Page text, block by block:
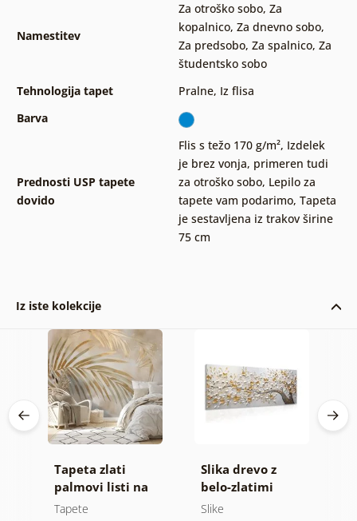
Namestitev
Za otroško sobo, Za
kopalnico, Za dnevno sobo,
Za predsobo, Za spalnico, Za
študentsko sobo
Tehnologija tapet
Pralne, Iz flisa
Barva
Prednosti USP tapete
dovido
Flis s težo 170 g/m², Izdelek
je brez vonja, primeren tudi
za otroško sobo, Lepilo za
tapete vam podarimo, Tapeta
je sestavljena iz trakov širine
75 cm
Iz iste kolekcije
Tapeta zlati
palmovi listi na
bež ozadju
Tapete
Slika drevo z
belo-zlatimi
cvetovi
Slike